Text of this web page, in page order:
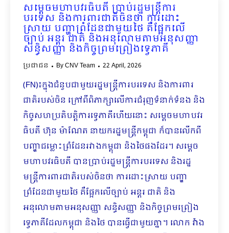
សម្តេចមហាបវរធិបតី ប្រាប់រដ្ឋមន្ត្រីការ
បរទេស និងការពារជាតិចិនថា ការដោះ
ស្រាយ បញ្ហាព្រំដែនជាមួយថៃ គឺផ្អែកលើ
ច្បាប់ អន្តរ ជាតិ និងអនុលោមតាមអនុសញ្ញា
សន្ធិសញ្ញា និងកិច្ចព្រមព្រៀងទ្វេភាគី
ប្រជាជន ByCNV Team 22 April, 2026
(FN)៖ក្នុងជំនួបជាមួយរដ្ឋមន្ត្រីការបរទេស និងការពារ
ជាតិរបស់ចិន ក្រៅពីពិភាក្សាលើការជំរុញទំនាក់ទំនង និង
កិច្ចសហប្រតិបត្តិការទ្វេភាគីហើយនោះ សម្តេចមហាបវរ
ធិបតី ហ៊ុន ម៉ាណែត នាយករដ្ឋមន្ត្រីកម្ពុជា ក៏បានលើកពី
បញ្ហាជម្លោះព្រំដែនរវាងកម្ពុជា និងថៃផងដែរ។ សម្តេច
មហាបវរធិបតី បានប្រាប់រដ្ឋមន្ត្រីការបរទេស និងរដ្ឋ
មន្ត្រីការពារជាតិរបស់ចិនថា ការដោះស្រាយ បញ្ហា
ព្រំដែនជាមួយថៃ គឺផ្អែកលើច្បាប់ អន្តរ ជាតិ និង
អនុលោមតាមអនុសញ្ញា សន្ធិសញ្ញា និងកិច្ចព្រមព្រៀង
ទ្វេភាគីដែលកម្ពុជា និងថៃ បានធ្វើជាមួយគ្នា។ លោក វ៉ាង